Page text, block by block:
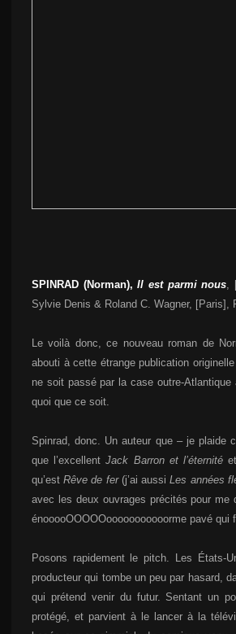
SPINRAD (Norman),Il est parmi nous,
Sylvie Denis & Roland C. Wagner, [Paris],
Le voilà donc, ce nouveau roman de
abouti à cette étrange publication
ne soit passé par la case outre-
quoi que ce soit.
Spinrad, donc. Un auteur que – je plaide
que l’excellentJack Barron et l’éternité
qu’estRêve de fer(j’ai aussiLes années
avec les deux ouvrages précités pour me
énooooOOOOOooooooooooorme pavé qui
Posons rapidement le pitch. Les États-
producteur qui tombe un peu par hasard,
qui prétend venir du futur. Sentant un
protégé, et parvient à le lancer à la